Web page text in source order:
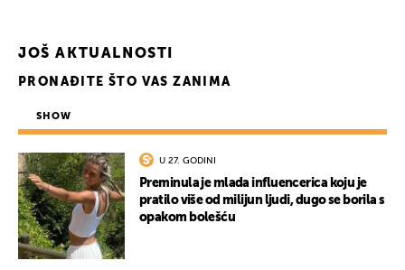
JOŠ AKTUALNOSTI
PRONAĐITE ŠTO VAS ZANIMA
SHOW
U 27. GODINI
Preminula je mlada influencerica koju je
pratilo više od milijun ljudi, dugo se borila s
opakom bolešću